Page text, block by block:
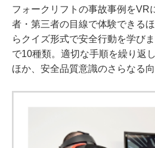
フォークリフトの事故事例をVR
者・第三者の目線で体験できる
らクイズ形式で安全行動を学び
で10種類。適切な手順を繰り返
ほか、安全品質意識のさらなる